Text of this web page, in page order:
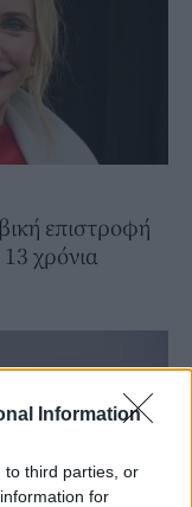
Information
to third parties, or
for
επιστροφή
χρόνια